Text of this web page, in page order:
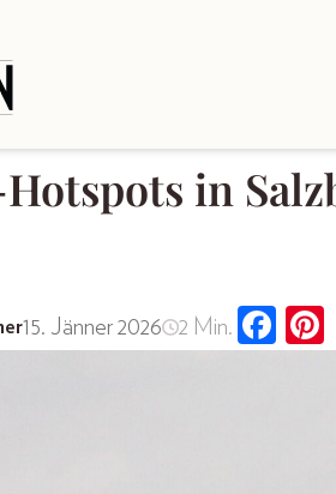
in
15. Jänner 2026 2 Min.